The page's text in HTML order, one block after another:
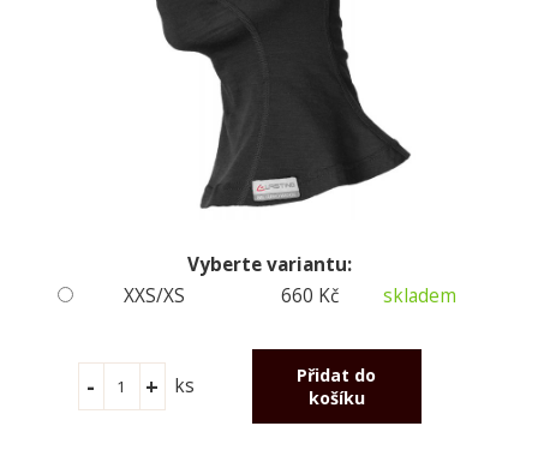
Vyberte variantu:
XXS/XS
660 Kč skladem
ks